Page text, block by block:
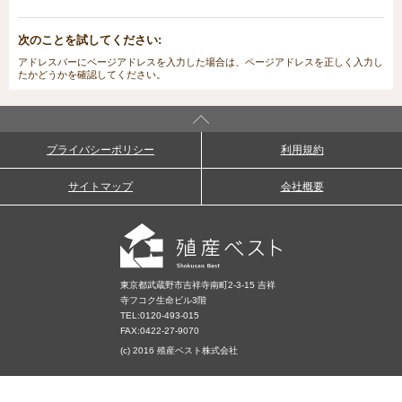
次のことを試してください:
アドレスバーにページアドレスを入力した場合は、ページアドレスを正しく入力し
たかどうかを確認してください。
プライバシーポリシー 利用規約
サイトマップ 会社概要
東京都武蔵野市吉祥寺南町2-3-15 吉祥
寺フコク生命ビル3階
TEL:0120-493-015
FAX:0422-27-9070
(c) 2016 殖産ベスト株式会社